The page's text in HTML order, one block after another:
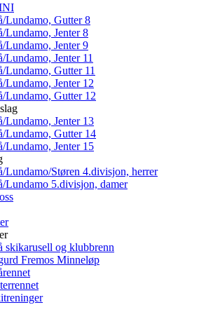
Lundamo, Gutter 8
Lundamo, Jenter 8
Lundamo, Jenter 9
Lundamo, Jenter 11
Lundamo, Gutter 11
Lundamo, Jenter 12
Lundamo, Gutter 12
Lundamo, Jenter 13
Lundamo, Gutter 14
Lundamo, Jenter 15
Lundamo/Støren 4.divisjon, herrer
Lundamo 5.divisjon, damer
skikarusell og klubbrenn
Fremos Minneløp